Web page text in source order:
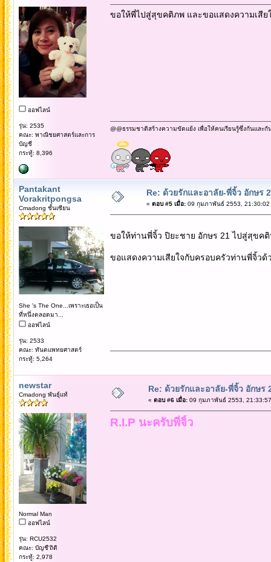
ออฟไลน์
รุ่น: 2535
คณะ: พาณิชยศาสตร์และการ
บัญชี
กระทู้: 8,396
ขอให้พี่ไปสู่สุขคติภพ และขอแสดงความเสีย
@@ธรรมชาติสร้างความขัดแย้ง เพื่อให้คนเรียนรู้ซึ่งกันและกั
Pantakant
Vorakritpongsa
Cmadong ชั้นเซียน
She 's The One...เพราะเธอเป็น
ที่หนึ่งตลอดมา...
ออฟไลน์
รุ่น: 2533
คณะ: ทันตแพทยศาสตร์
กระทู้: 5,264
Re: ด้วยรักและอาลัย-พี่จิ้ว อักษร
« ตอบ #5 เมื่อ:09 กุมภาพันธ์ 2553, 21:30:02
ขอให้ท่านพี่จิ้ว ปิยะชาย อักษร 21 ไปสู่สุขค
ขอแสดงความเสียใจกับครอบครัวท่านพี่จิ้วด้
newstar
Cmadong พันธุ์แท้
Normal Man
ออฟไลน์
รุ่น: RCU2532
คณะ: บัญชี'ถิติ
กระทู้: 2,978
Re: ด้วยรักและอาลัย-พี่จิ้ว อักษร
« ตอบ #6 เมื่อ:09 กุมภาพันธ์ 2553,
R.I.P นะครับพี่จิ้ว